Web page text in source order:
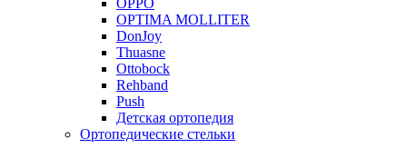
OPPO
OPTIMA MOLLITER
DonJoy
Thuasne
Ottobock
Rehband
Push
Детская ортопедия
Ортопедические стельки